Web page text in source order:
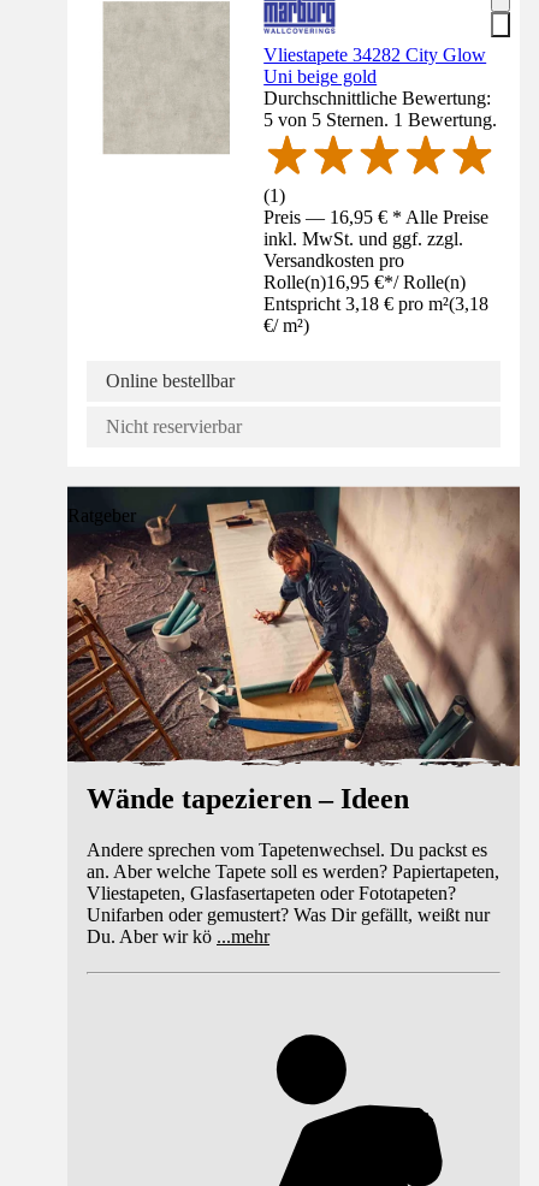
Vliestapete 34282 City Glow
Uni beige gold
Durchschnittliche Bewertung:
5 von 5 Sternen. 1 Bewertung.
(1)
Preis — 16,95 € * Alle Preise
inkl. MwSt. und ggf. zzgl.
Versandkosten pro
Rolle(n)16,95 €*/ Rolle(n)
Entspricht 3,18 € pro m²(3,18
€/ m²)
Online bestellbar
Nicht reservierbar
Ratgeber
Wände tapezieren – Ideen
Andere sprechen vom Tapetenwechsel. Du packst es
an. Aber welche Tapete soll es werden? Papiertapeten,
Vliestapeten, Glasfasertapeten oder Fototapeten?
Unifarben oder gemustert? Was Dir gefällt, weißt nur
Du. Aber wir kö ...mehr